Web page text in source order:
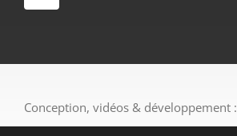
Conception, vidéos & développement :